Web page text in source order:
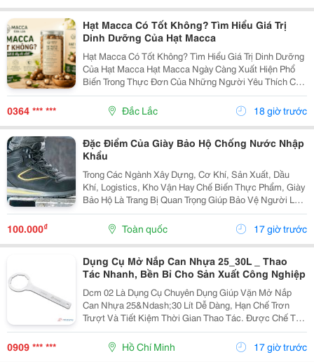
Hạt Macca Có Tốt Không? Tìm Hiểu Giá Trị
Dinh Dưỡng Của Hạt Macca
Hạt Macca Có Tốt Không? Tìm Hiểu Giá Trị Dinh Dưỡng
Của Hạt Macca Hạt Macca Ngày Càng Xuất Hiện Phổ
Biến Trong Thực Đơn Của Những Người Yêu Thích Các
Loại Hạt Dinh Dưỡng. Với Vị Béo Nhẹ, Thơm Bùi Và
Cách Sử Dụng Đơn Giản, Macca Có Thể Trở Thành
0364 *** *** Đắc Lắc 18 giờ trước
Đặc Điểm Của Giày Bảo Hộ Chống Nước Nhập
Khẩu
Trong Các Ngành Xây Dựng, Cơ Khí, Sản Xuất, Dầu
Khí, Logistics, Kho Vận Hay Chế Biến Thực Phẩm, Giày
Bảo Hộ Là Trang Bị Quan Trọng Giúp Bảo Vệ Người Lao
Động Trước Những Nguy Cơ Tiềm Ẩn Trong Môi Trường
Làm Việc. Đối Với Những Công Việc Thường Xuyên...
100.000₫ Toàn quốc 17 giờ trước
Dụng Cụ Mở Nắp Can Nhựa 25_30L _ Thao
Tác Nhanh, Bền Bỉ Cho Sản Xuất Công Nghiệp
Dcm 02 Là Dụng Cụ Chuyên Dụng Giúp Vặn Mở Nắp
Can Nhựa 25&Ndash;30 Lít Dễ Dàng, Hạn Chế Trơn
Trượt Và Tiết Kiệm Thời Gian Thao Tác. Được Chế Tạo
Từ Thép Xi Mạ Chống Gỉ , Sản Phẩm Có Độ Bền Cao,
Phù Hợp Sử Dụng Thường Xuyên Trong Nhà Máy Và
Kho Hóa...
0909 *** *** Hồ Chí Minh 17 giờ trước